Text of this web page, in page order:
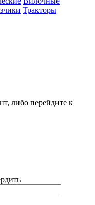
Тракторы
либо перейдите к